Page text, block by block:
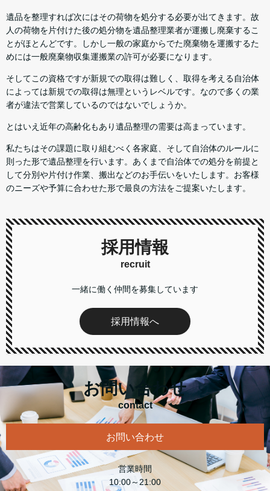
遺品を整理すれば次にはその荷物を処分する必要が出てきます。故
人の荷物を片付けた後の処分物を遺品整理業者が運搬し廃棄するこ
とがほとんどです。しかし一般の家庭からでた廃棄物を運搬するた
めには一般廃棄物収集運搬業の許可が必要になります。
そしてこの資格ですが新規での取得は難しく、取得を考える自治体
によっては新規での取得は無理というレベルです。なので多くの業
者が違法で営業しているのではないでしょうか。
とはいえ近年の高齢化もあり遺品整理の需要は高まっています。
私たちはその課題に取り組むべく各家庭、そして自治体のルールに
則った形で遺品整理を行います。あくまで自治体での処分を前提と
して分別や片付け作業、搬出などのお手伝いをいたします。お客様
のニーズや予算に合わせた形で最良の方法をご提案いたします。
採用情報
recruit
一緒に働く仲間を募集しています
採用情報へ
お問い合わせ
contact
お問い合わせ
営業時間
10:00～21:00